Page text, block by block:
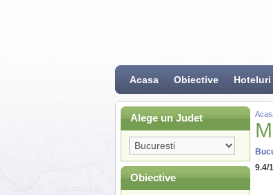
Acasa Obiective Hoteluri
Alege un Judet
Obiective
9.4/